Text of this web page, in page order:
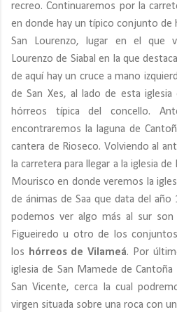
recreo. Continuaremos por la
en donde hay un típico conjunto de
San Lourenzo, lugar en el que
Lourenzo de Siabal en la que
de aquí hay un cruce a mano
de San Xes, al lado de esta
hórreos típica del concello.
encontraremos la laguna de
cantera de Rioseco. Volviendo al
la carretera para llegar a la iglesia
Mourisco en donde veremos la
de ánimas de Saa que data del
podemos ver algo más al sur son
Figueiredo u otro de los
los
hórreos de Vilameá. Por
iglesia de San Mamede de
San Vicente, cerca la cual
virgen situada sobre una roca con